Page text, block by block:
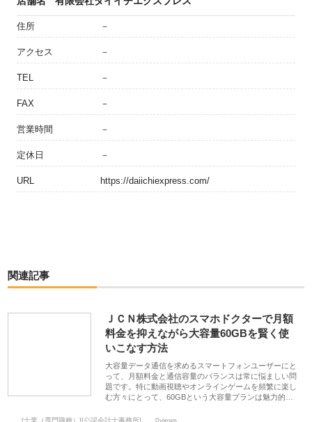
住所 －
アクセス －
TEL －
FAX －
営業時間 －
定休日 －
URL https://daiichiexpress.com/
関連記事
ＪＣＮ株式会社のスマホドクターで月額
料金を抑えながら大容量60GBを賢く使
いこなす方法
大容量データ通信を求めるスマートフォンユーザーにと
って、月額料金と通信容量のバランスは常に悩ましい問
題です。特に動画視聴やオンラインゲームを頻繁に楽し
む方々にとって、60GBという大容量プランは魅力的…
[士業（専門職種）][公認会計士事務所] 0views